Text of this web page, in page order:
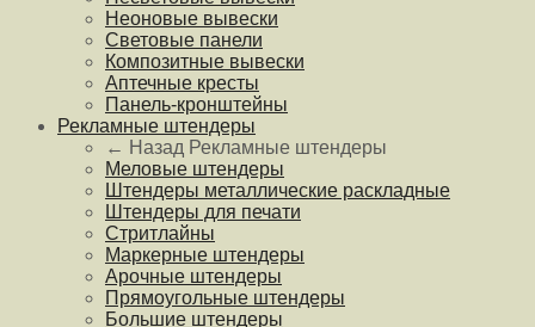
Неоновые вывески
Световые панели
Композитные вывески
Аптечные кресты
Панель-кронштейны
Рекламные штендеры
← Назад Рекламные штендеры
Меловые штендеры
Штендеры металлические раскладные
Штендеры для печати
Стритлайны
Маркерные штендеры
Арочные штендеры
Прямоугольные штендеры
Большие штендеры